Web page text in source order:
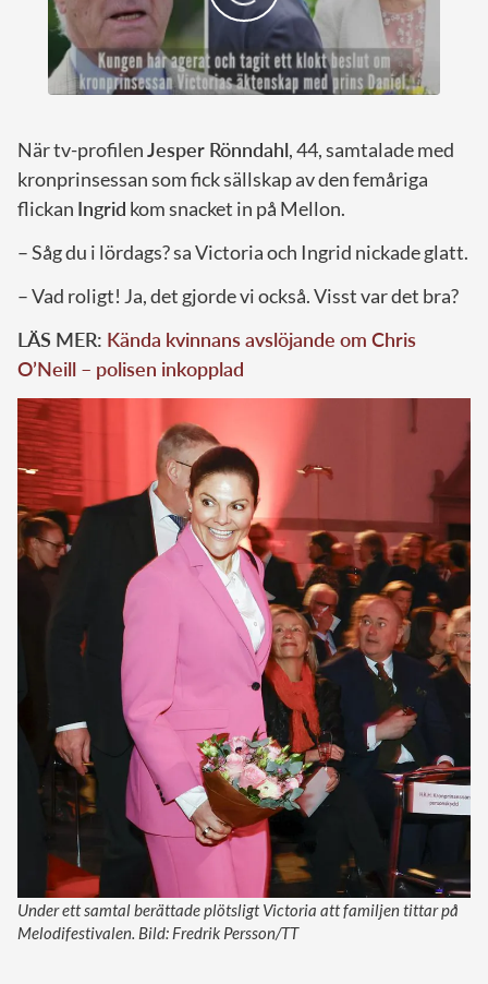
När tv-profilenJesper Rönndahl, 44, samtalade med
kronprinsessan som fick sällskap av den femåriga
flickan Ingrid kom snacket in på Mellon.
– Såg du i lördags? sa Victoria och Ingrid nickade glatt.
– Vad roligt! Ja, det gjorde vi också. Visst var det bra?
LÄS MER: Kända kvinnans avslöjande om Chris
O’Neill – polisen inkopplad
Under ett samtal berättade plötsligt Victoria att familjen tittar på
Melodifestivalen. Bild: Fredrik Persson/TT